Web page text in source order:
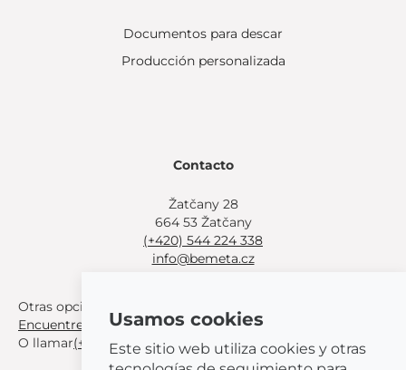
Documentos para descar
Producción personalizada
Contacto
Žatčany 28
664 53 Žatčany
(+420) 544 224 338
info@bemeta.cz
Otras opciones de compra:
Encuentre un distribuidor cerca de usted
O llamar(+420) 544 224 338.
Usamos cookies
Este sitio web utiliza cookies y otras